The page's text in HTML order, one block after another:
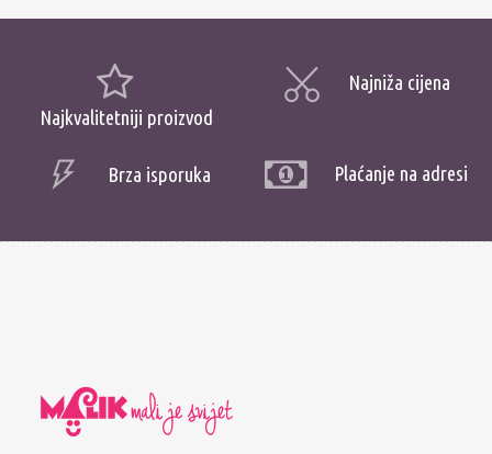
Najkvalitetniji proizvod
Najniža cijena
Brza isporuka Plaćanje na adresi